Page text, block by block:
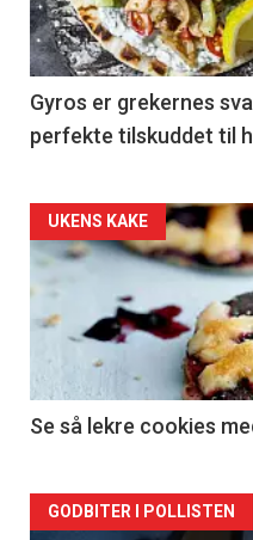
Gyros er grekernes
perfekte tilskuddet til
Forsiden
akkurat
nå
2
UKENS KAKE
Se så lekre cookies
Forsiden
GODBITER I POLLISTEN